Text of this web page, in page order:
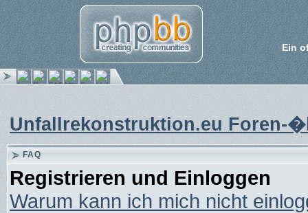
Ein
Unfallrekonstruktion.eu Foren-
FAQ
Registrieren und Einloggen
Warum kann ich mich nicht